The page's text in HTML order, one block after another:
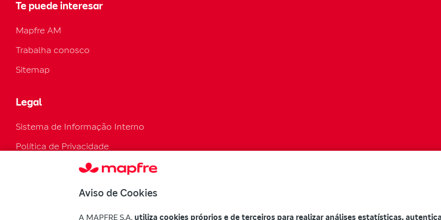
Te puede interesar
Mapfre AM
Trabalha conosco
Sitemap
Legal
Sistema de Informação Interno
Política de Privacidade
Política de cookies
Aviso de Cookies
A MAPFRE S.A. utiliza cookies próprios e de terceiros para realizar análises estatísticas,